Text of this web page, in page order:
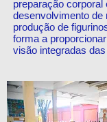
preparação corporal
desenvolvimento de
produção de
forma a
visão integradas